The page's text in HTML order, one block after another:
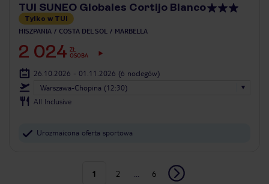
TUI SUNEO Globales Cortijo Blanco
Tylko w TUI
HISZPANIA COSTA DEL SOL MARBELLA
2 024 ZŁ
OSOBA
26.10.2026 - 01.11.2026 (6 noclegów)
Warszawa-Chopina (12:30)
All Inclusive
Urozmaicona oferta sportowa
1 2 6